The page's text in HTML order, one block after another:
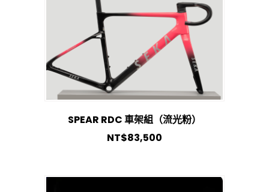
SPEAR RDC 車架組（流光粉）
NT$83,500